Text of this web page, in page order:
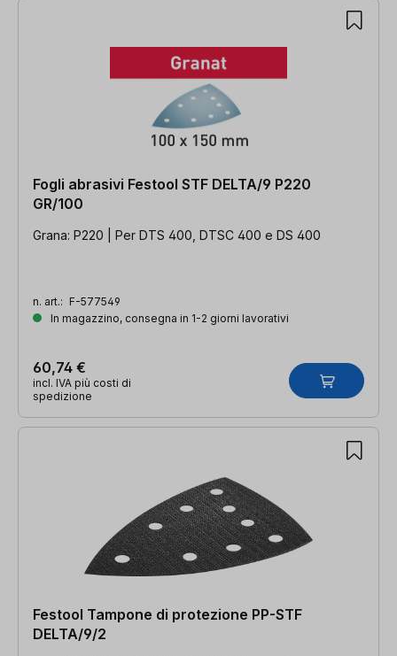
Fogli abrasivi Festool STF DELTA/9 P220
GR/100
Grana: P220 | Per DTS 400, DTSC 400 e DS 400
n. art.: F-577549
In magazzino, consegna in 1-2 giorni lavorativi
60,74 €
incl. IVA più costi di
spedizione
Festool Tampone di protezione PP-STF
DELTA/9/2